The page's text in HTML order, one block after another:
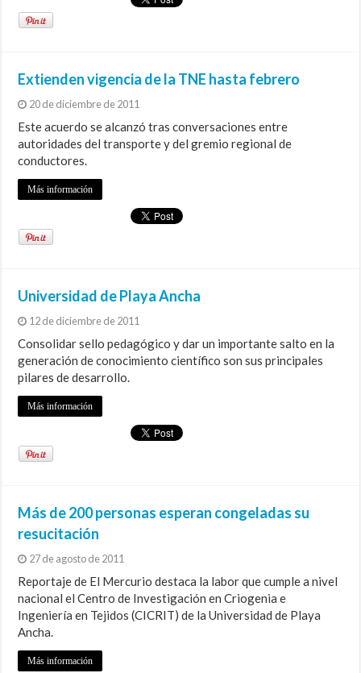
Extienden vigencia de la TNE hasta febrero
20 de diciembre de 2011
Este acuerdo se alcanzó tras conversaciones entre
autoridades del transporte y del gremio regional de
conductores.
Más información
Universidad de Playa Ancha
12 de diciembre de 2011
Consolidar sello pedagógico y dar un importante salto en la
generación de conocimiento científico son sus principales
pilares de desarrollo.
Más información
Más de 200 personas esperan congeladas su
resucitación
27 de agosto de 2011
Reportaje de El Mercurio destaca la labor que cumple a nivel
nacional el Centro de Investigación en Criogenia e
Ingeniería en Tejidos (CICRIT) de la Universidad de Playa
Ancha.
Más información